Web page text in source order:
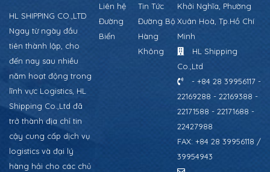
HL SHIPPING CO.,LTD
Ngay từ ngày đầu
tiên thành lập, cho
đến nay sau nhiều
năm hoạt động trong
lĩnh vực Logistics, HL
Shipping Co.,Ltd đã
trở thành địa chỉ tin
cậy cung cấp dịch vụ
logistics và đại lý
hàng hải cho các chủ
Liên hệ
Tin Tức
Đường
Biển
Đường Bộ
Hàng
Không
Khởi Nghĩa, Phường
Xuân Hoà, Tp.Hồ Chí
Minh
HL Shipping
Co.,Ltd
- +84 28 39956117 -
22169288 - 22169388 -
22171588 - 22171688 -
22427988
FAX: +84 28 39956118 /
39954943